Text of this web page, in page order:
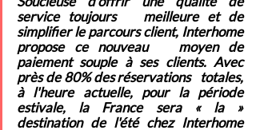
service toujours   meilleure et de
simplifier le parcours client, Interhome
propose ce nouveau   moyen de
paiement souple à ses clients. Avec
près de 80% des réservations   totales,
à l'heure actuelle, pour la période
estivale, la France sera « la »
destination de l'été chez Interhome